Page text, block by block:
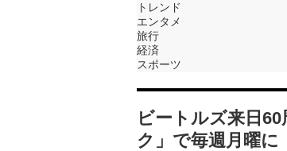
トレンド
エンタメ
旅行
経済
スポーツ
ビートルズ来日
ク」で毎週月曜